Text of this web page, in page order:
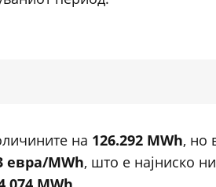
на 126.292 MWh, но
евра/MWh, што е најниско